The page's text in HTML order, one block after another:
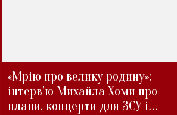
«Мрію про велику родину»:
інтерв'ю Михайла Хоми про
плани, концерти для ЗСУ і